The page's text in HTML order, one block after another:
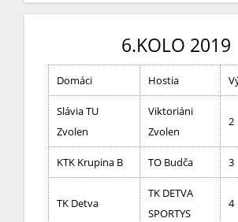
6.KOLO 2019
Domáci Hostia
Slávia TU
Zvolen
Viktoriáni
Zvolen
2
KTK Krupina B TO Budča 3
TK Detva
TK DETVA
SPORTYS
4